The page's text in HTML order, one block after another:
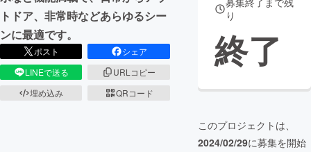
トドア、非常時などあらゆるシー
ンに最適です。
ポスト
シェア
LINEで送る
URLコピー
埋め込み
QRコード
り
終了
このプロジェクトは、
2024/02/29に募集を開始